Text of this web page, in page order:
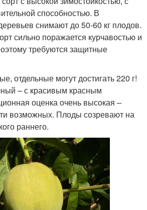
способностью. В
снимают до 50-60 кг плодов.
сильно поражается курчавостью и
требуются защитные
отдельные могут достигать 220 г!
– с красивым красным
оценка очень высокая –
возможных. Плоды созревают на
раннего.